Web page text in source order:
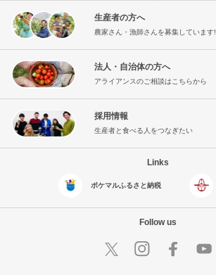
生産者の方へ
農家さん・漁師さんを募集しています!
法人・自治体の方へ
アライアンスのご相談はこちらから
採用情報
生産者と食べる人をつなぎたい
Links
ポケマルふるさと納税
Follow us